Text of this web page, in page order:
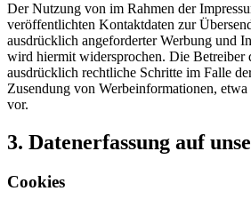
Der Nutzung von im Rahmen der
veröffentlichten Kontaktdaten zur
ausdrücklich angeforderter Werbung und
wird hiermit widersprochen. Die Betreiber
ausdrücklich rechtliche Schritte im Falle
Zusendung von Werbeinformationen,
vor.
3. Datenerfassung auf
Cookies